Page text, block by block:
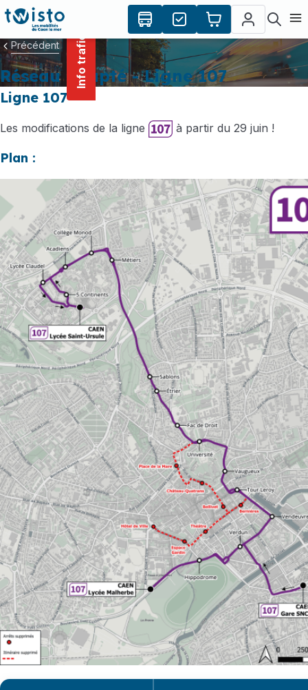
principal
Info trafic
Précédent
Réseau adapté - Ligne 107
Ligne 107
Les modifications de la ligne à partir du 29 juin !
Plan :
Panneau de gestion des cookies